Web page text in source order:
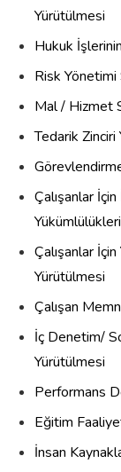
Yürütülmesi
Hukuk
Risk
Mal / Hizmet
Tedarik
Çalışanlar
Çalışanlar
Yürütülmesi
Çalışan
İç Denetim/
Yürütülmesi
Performans
Eğitim
İnsan